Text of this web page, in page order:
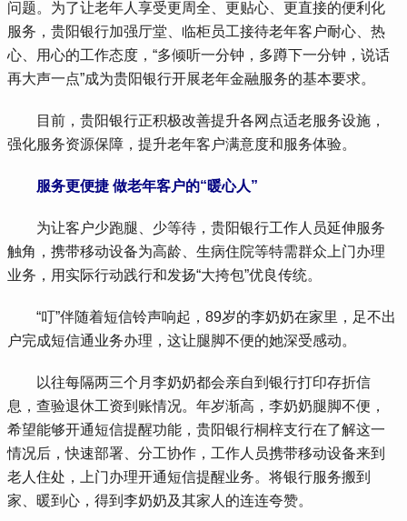
问题。为了让老年人享受更周全、更贴心、更直接的便利化
服务，贵阳银行加强厅堂、临柜员工接待老年客户耐心、热
心、用心的工作态度，“多倾听一分钟，多蹲下一分钟，说话
再大声一点”成为贵阳银行开展老年金融服务的基本要求。
目前，贵阳银行正积极改善提升各网点适老服务设施，
强化服务资源保障，提升老年客户满意度和服务体验。
服务更便捷 做老年客户的“暖心人”
为让客户少跑腿、少等待，贵阳银行工作人员延伸服务
触角，携带移动设备为高龄、生病住院等特需群众上门办理
业务，用实际行动践行和发扬“大挎包”优良传统。
“叮”伴随着短信铃声响起，89岁的李奶奶在家里，足不出
户完成短信通业务办理，这让腿脚不便的她深受感动。
以往每隔两三个月李奶奶都会亲自到银行打印存折信
息，查验退休工资到账情况。年岁渐高，李奶奶腿脚不便，
希望能够开通短信提醒功能，贵阳银行桐梓支行在了解这一
情况后，快速部署、分工协作，工作人员携带移动设备来到
老人住处，上门办理开通短信提醒业务。将银行服务搬到
家、暖到心，得到李奶奶及其家人的连连夸赞。